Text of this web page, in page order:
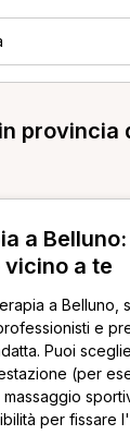
provincia
a
a te
a Belluno,
e
Puoi
(per
per fissare